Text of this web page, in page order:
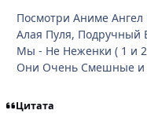
Посмотри Аниме Ангел
Алая Пуля, Подручный
Мы - Не Неженки ( 1 и 2
Они Очень Смешные и
Цитата